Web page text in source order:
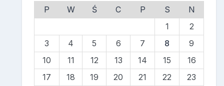
P
W Ś C P S
N
1
2
3
4 5 6 7 8
9
10
11 12 13 14 15
16
17
18 19 20 21 22
23